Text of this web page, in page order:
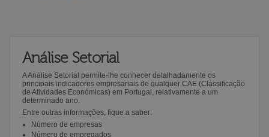
Análise Setorial
A Análise Setorial permite-lhe conhecer detalhadamente os
principais indicadores empresariais de qualquer CAE (Classificação
de Atividades Económicas) em Portugal, relativamente a um
determinado ano.
Entre outras informações, fique a saber:
Número de empresas
Número de empregados